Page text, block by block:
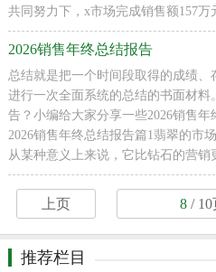
共同努力下，x市场完成销售额157万
2026销售年终总结报告
总结就是把一个时间段取得的成绩、
进行一次全面系统的总结的书面材料
告？小编给大家分享一些2026销售年
2026销售年终总结报告篇1翡翠的市
从某种意义上来说，它比钻石的营销
上页 8/ 10
推荐栏目